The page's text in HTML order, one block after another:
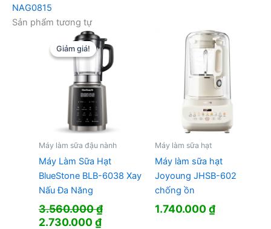
NAG0815
Sản phẩm tương tự
Giảm giá!
Giảm giá!
Máy làm sữa đậu nành
Máy Làm Sữa Hạt
BlueStone BLB-6038 Xay
Nấu Đa Năng
3.560.000₫
Giá
2.730.000₫Giá
Máy làm sữa hạt
Máy làm sữa hạt
Joyoung JHSB-602
chống ồn
1.740.000₫